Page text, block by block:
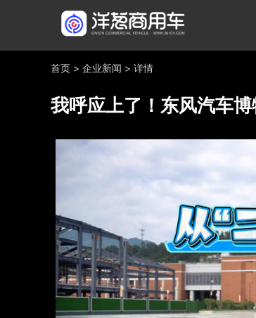
首页 > 企业新闻 > 详情
我呼应上了！东风汽车